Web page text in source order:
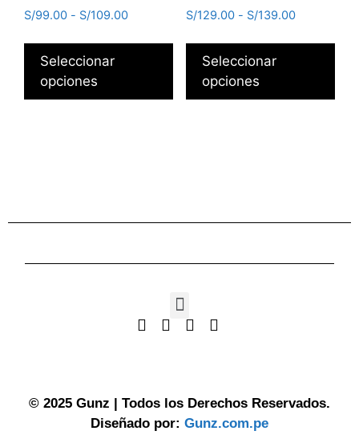
S/99.00 - S/109.00
Seleccionar
opciones
S/129.00 - S/139.00
Seleccionar
opciones
© 2025 Gunz
| Todos los Derechos Reservados.
Diseñado por: Gunz.com.pe